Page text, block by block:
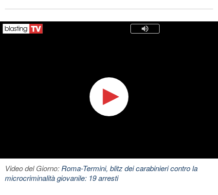
Video del Giorno:Roma-Termini, blitz dei carabinieri contro la
microcriminalità giovanile: 19 arresti